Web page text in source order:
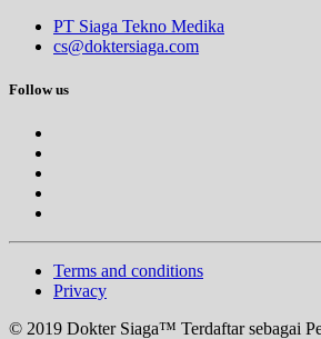
PT Siaga Tekno Medika
cs@doktersiaga.com
Follow us
Terms and conditions
Privacy
© 2019 Dokter Siaga™ Terdaftar sebagai